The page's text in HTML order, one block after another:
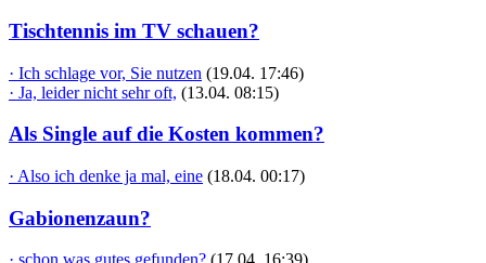
Tischtennis im TV schauen?
· Ich schlage vor, Sie nutzen (19.04. 17:46)
· Ja, leider nicht sehr oft, (13.04. 08:15)
Als Single auf die Kosten kommen?
· Also ich denke ja mal, eine (18.04. 00:17)
Gabionenzaun?